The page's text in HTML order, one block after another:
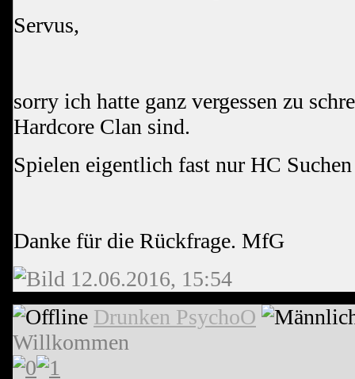
Servus,
sorry ich hatte ganz vergessen zu
Hardcore Clan sind.
Spielen eigentlich fast nur HC
Danke für die Rückfrage. MfG
12.06.2016, 15:54
Drunken PsychoO
Willkommen